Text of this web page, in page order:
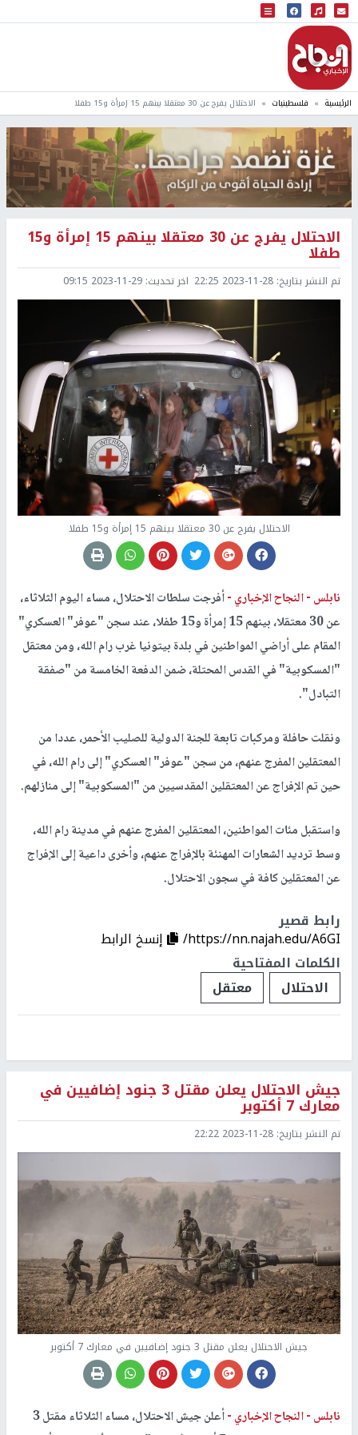
البث المباشر
إذاعة النجاح
الرئيسية فلسطينيات الاحتلال يفرج عن 30 معتقلا بينهم 15 إمرأة و15 طفلا
الاحتلال يفرج عن 30 معتقلا بينهم 15 إمرأة و15
طفلا
تم النشر بتاريخ: 2023-11-28 22:25 اخر تحديث: 2023-11-29 09:15
الاحتلال يفرج عن 30 معتقلا بينهم 15 إمرأة و15 طفلا
نابلس -النجاح الإخباري -أفرجت سلطات الاحتلال، مساء اليوم الثلاثاء،
عن 30 معتقلا، بينهم 15 إمرأة و15 طفلا، عند سجن "عوفر" العسكري"
المقام على أراضي المواطنين في بلدة بيتونيا غرب رام الله، ومن معتقل
"المسكوبية" في القدس المحتلة، ضمن الدفعة الخامسة من "صفقة
التبادل".
ونقلت حافلة ومركبات تابعة للجنة الدولية للصليب الأحمر، عددا من
المعتقلين المفرج عنهم، من سجن "عوفر" العسكري" إلى رام الله، في
حين تم الإفراج عن المعتقلين المقدسيين من "المسكوبية" إلى منازلهم.
واستقبل مئات المواطنين، المعتقلين المفرج عنهم في مدينة رام الله،
وسط ترديد الشعارات المهنئة بالإفراج عنهم، وأخرى داعية إلى الإفراج
عن المعتقلين كافة في سجون الاحتلال.
رابط قصير
https://nn.najah.edu/A6GI/
إنسخ الرابط
الكلمات المفتاحية
الاحتلال
معتقل
جيش الاحتلال يعلن مقتل 3 جنود إضافيين في
معارك 7 أكتوبر
تم النشر بتاريخ: 2023-11-28 22:22
جيش الاحتلال يعلن مقتل 3 جنود إضافيين في معارك 7 أكتوبر
نابلس -النجاح الإخباري -
أعلن جيش الاحتلال، مساء الثلاثاء مقتل 3